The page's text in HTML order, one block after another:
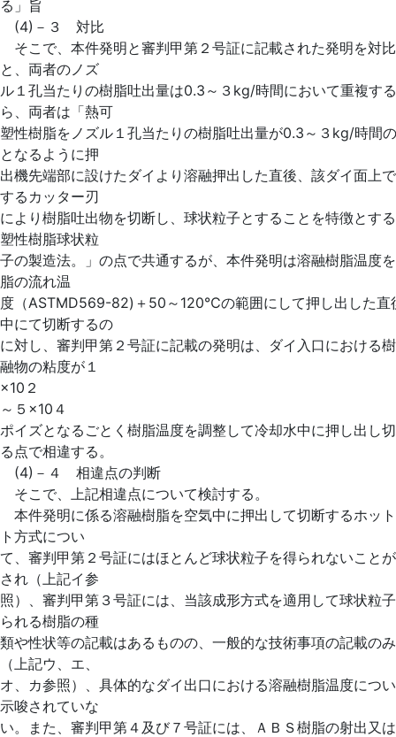
る」旨
(4)－３ 対比
そこで、本件発明と審判甲第２号証に記載された発明を対
と、両者のノズ
ル１孔当たりの樹脂吐出量は0.3～３kg/時間において重複す
ら、両者は「熱可
塑性樹脂をノズル１孔当たりの樹脂吐出量が0.3～３kg/時間
となるように押
出機先端部に設けたダイより溶融押出した直後、該ダイ面上
するカッター刃
により樹脂吐出物を切断し、球状粒子とすることを特徴とす
塑性樹脂球状粒
子の製造法。」の点で共通するが、本件発明は溶融樹脂温度
脂の流れ温
度（ASTMD569-82)＋50～120℃の範囲にして押し出した直
中にて切断するの
に対し、審判甲第２号証に記載の発明は、ダイ入口における
融物の粘度が１
×10２
～５×10４
ポイズとなるごとく樹脂温度を調整して冷却水中に押し出し
る点で相違する。
(4)－４ 相違点の判断
そこで、上記相違点について検討する。
本件発明に係る溶融樹脂を空気中に押出して切断するホッ
ト方式につい
て、審判甲第２号証にはほとんど球状粒子を得られないこと
され（上記イ参
照）、審判甲第３号証には、当該成形方式を適用して球状粒
られる樹脂の種
類や性状等の記載はあるものの、一般的な技術事項の記載の
（上記ウ、エ、
オ、カ参照）、具体的なダイ出口における溶融樹脂温度につ
示唆されていな
い。また、審判甲第４及び７号証には、ＡＢＳ樹脂の射出又